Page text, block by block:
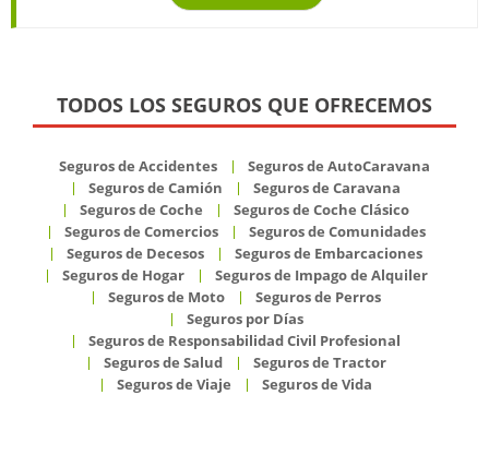
TODOS LOS SEGUROS QUE OFRECEMOS
Seguros de Accidentes
Seguros de AutoCaravana
Seguros de Camión
Seguros de Caravana
Seguros de Coche
Seguros de Coche Clásico
Seguros de Comercios
Seguros de Comunidades
Seguros de Decesos
Seguros de Embarcaciones
Seguros de Hogar
Seguros de Impago de Alquiler
Seguros de Moto
Seguros de Perros
Seguros por Días
Seguros de Responsabilidad Civil Profesional
Seguros de Salud
Seguros de Tractor
Seguros de Viaje
Seguros de Vida